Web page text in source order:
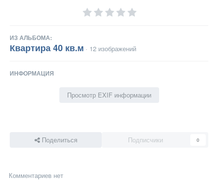
ИЗ АЛЬБОМА:
Квартира 40 кв.м · 12 изображений
ИНФОРМАЦИЯ
Просмотр EXIF информации
Поделиться Подписчики 0
Комментариев нет